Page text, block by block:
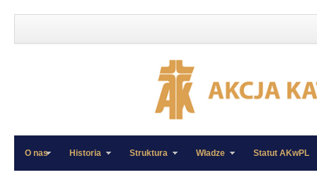
»
»
O nas Historia Struktura Władze Statut AKwPL